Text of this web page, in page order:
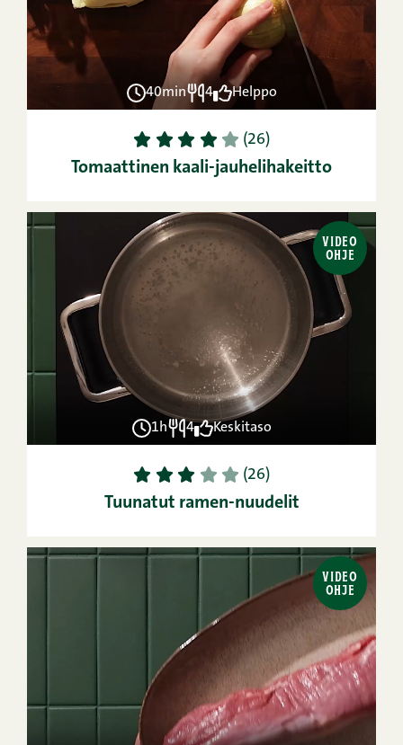
40min 4 Helppo
1 2 3 4 5 (26)
Tomaattinen kaali-jauhelihakeitto
VIDEO
OHJE
1h 4 Keskitaso
1 2 3 4 5 (26)
Tuunatut ramen-nuudelit
VIDEO
OHJE